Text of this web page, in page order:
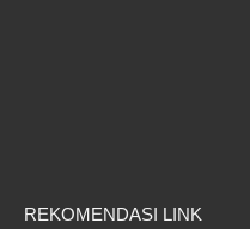
REKOMENDASI LINK